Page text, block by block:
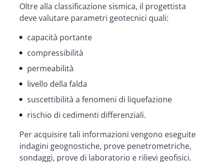
Oltre alla classificazione sismica, il progettista
deve valutare parametri geotecnici quali:
capacità portante
compressibilità
permeabilità
livello della falda
suscettibilità a fenomeni di liquefazione
rischio di cedimenti differenziali.
Per acquisire tali informazioni vengono eseguite
indagini geognostiche, prove penetrometriche,
sondaggi, prove di laboratorio e rilievi geofisici.